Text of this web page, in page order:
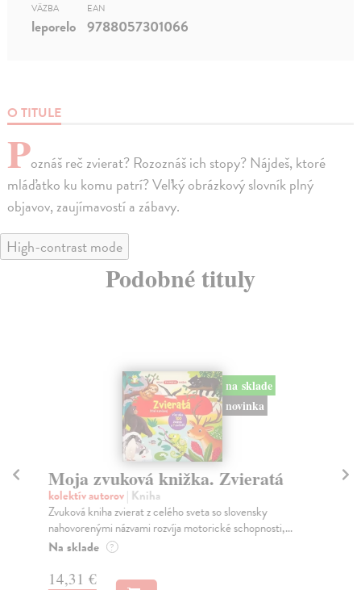
O TITULE
Poznáš reč zvierat? Rozoznáš ich stopy? Nájdeš, ktoré
mláďatko ku komu patrí? Veľký obrázkový slovník plný
objavov, zaujímavostí a zábavy.
VÄZBA
leporelo
EAN
9788057301066
High-contrast mode
Podobné tituly
na sklade
novinka
Moja zvuková knižka. Zvieratá
kolektív autorov| Kniha
Zvuková kniha zvierat z celého sveta so slovensky
nahovorenými názvami rozvíja motorické schopnosti,...
Na sklade ?
14,31 €